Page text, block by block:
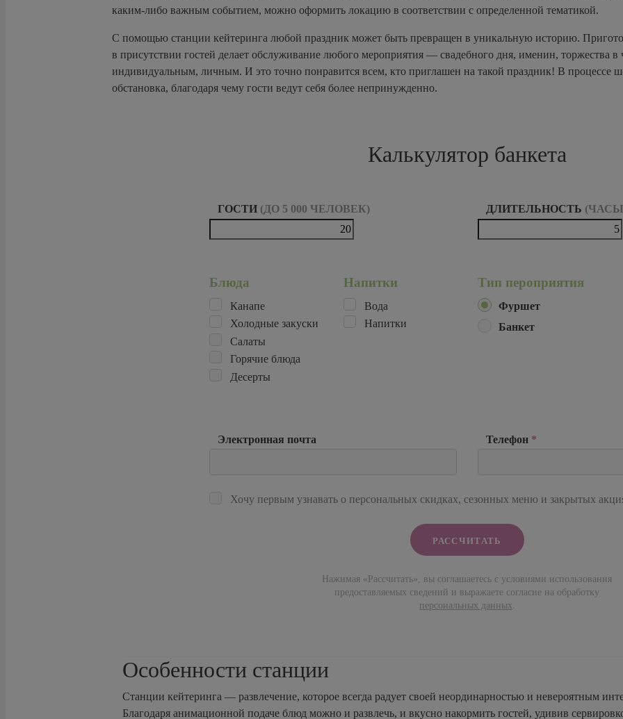
каким-либо важным событием, можно оформить локацию в соответствии с определенной тематикой.
С помощью станции кейтеринга любой праздник может быть превращен в уникальную историю.
в присутствии гостей делает обслуживание любого мероприятия — свадебного дня, именин, торжества в
индивидуальным, личным. И это точно понравится всем, кто приглашен на такой праздник! В процессе
обстановка, благодаря чему гости ведут себя более непринужденно.
Калькулятор банкета
ГОСТИ (ДО 5 000 ЧЕЛОВЕК) ДЛИТЕЛЬНОСТЬ
Блюда
Канапе
Холодные закуски
Салаты
Горячие блюда
Десерты
Напитки
Вода
Напитки
Тип пероприятия
Фуршет
Банкет
Электронная почта Телефон *
Хочу первым узнавать о персональных скидках, сезонных меню и закрытых
Нажимая «Рассчитать», вы соглашаетесь с условиями использования
предоставляемых сведений и выражаете согласие на обработку
персональных данных.
Особенности станции
Станции кейтеринга — развлечение, которое всегда радует своей неординарностью и невероятным
Благодаря анимационной подаче блюд можно и развлечь, и вкусно накормить гостей, удивив